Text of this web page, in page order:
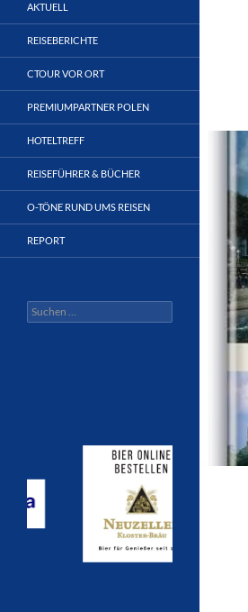
AKTUELL
REISEBERICHTE
CTOUR VOR ORT
PREMIUMPARTNER POLEN
HOTELTREFF
REISEFÜHRER & BÜCHER
O-TÖNE RUND UMS REISEN
REPORT
Suchen
nach: